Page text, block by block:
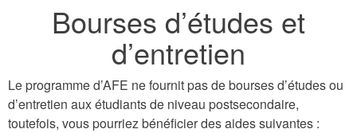
Bourses d’études et
d’entretien
Le programme d’AFE ne fournit pas de bourses d’études ou
d’entretien aux étudiants de niveau postsecondaire,
toutefois, vous pourriez bénéficier des aides suivantes :